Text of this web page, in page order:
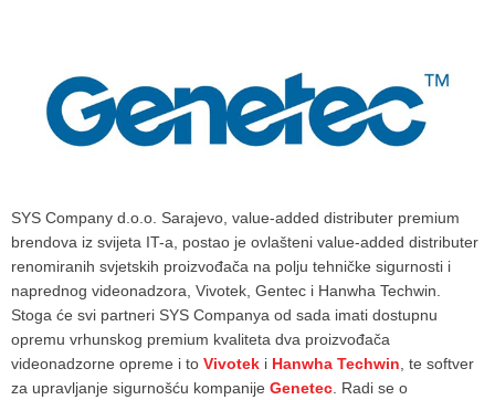
SYS Company d.o.o. Sarajevo, value-added distributer premium
brendova iz svijeta IT-a, postao je ovlašteni value-added distributer
renomiranih svjetskih proizvođača na polju tehničke sigurnosti i
naprednog videonadzora, Vivotek, Gentec i Hanwha Techwin.
Stoga će svi partneri SYS Companya od sada imati dostupnu
opremu vrhunskog premium kvaliteta dva proizvođača
videonadzorne opreme i to Vivotek i Hanwha Techwin , te softver
za upravljanje sigurnošću kompanije Genetec . Radi se o